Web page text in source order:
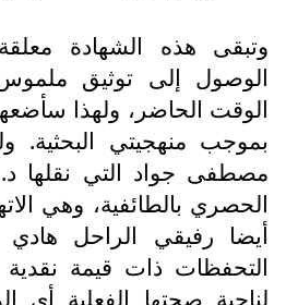
وتبقى هذه الشهادة
الوصول إلى توثيق
الوقت الحاضر، ولهذا
بموجب منهجيتي
مصطفى جواد التي نقلها د.
الحصري بالطائفية، وهي
أيضا رفيقي الراحل
التحفظات ذات قيمة نقدية
لناحية صحتها الفعلية أي